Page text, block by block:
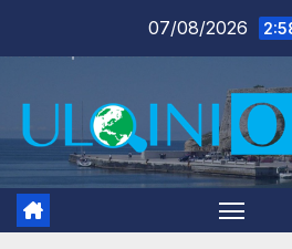
07/08/2026